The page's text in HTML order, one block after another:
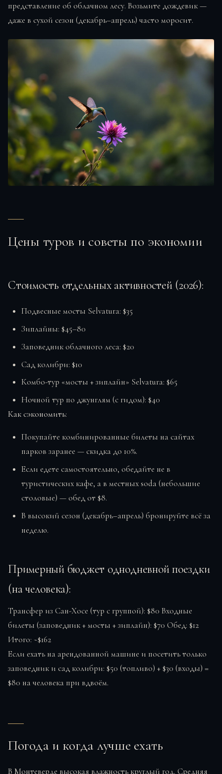
представление об облачном лесу. Возьмите дождевик —
даже в сухой сезон (декабрь–апрель) часто моросит.
Цены туров и советы по экономии
Стоимость отдельных активностей (2026):
Подвесные мосты Selvatura: $35
Зиплайны: $45–80
Заповедник облачного леса: $20
Сад колибри: $10
Комбо-тур «мосты + зиплайн» Selvatura: $65
Ночной тур по джунглям (с гидом): $40
Как сэкономить:
Покупайте комбинированные билеты на сайтах
парков заранее — скидка до 10%.
Если едете самостоятельно, обедайте не в
туристических кафе, а в местных soda (небольшие
столовые) — обед от $8.
В высокий сезон (декабрь–апрель) бронируйте всё за
неделю.
Примерный бюджет однодневной поездки
(на человека):
Трансфер из Сан-Хосе (тур с группой): $80 Входные
билеты (заповедник + мосты + зиплайн): $70 Обед: $12
Итого: ~$162
Если ехать на арендованной машине и посетить только
заповедник и сад колибри: $50 (топливо) + $30 (входы) =
$80 на человека при вдвоём.
Погода и когда лучше ехать
В Монтеверде высокая влажность круглый год. Средняя